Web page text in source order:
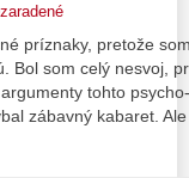
príznaky, pretože
Bol som celý nesvoj,
tohto
zábavný kabaret.